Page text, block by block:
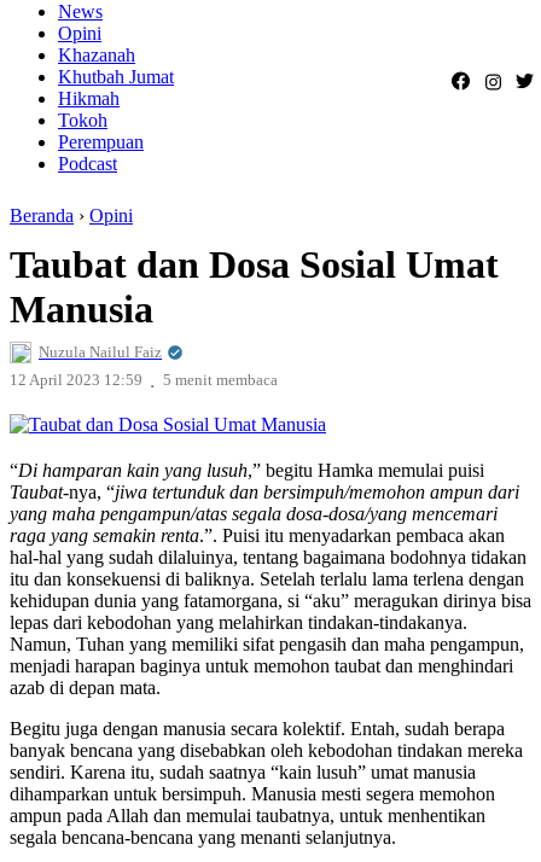
News
Opini
Khazanah
Khutbah Jumat
Hikmah
Tokoh
Perempuan
Podcast
Beranda › Opini
Taubat dan Dosa Sosial Umat
Manusia
Nuzula Nailul Faiz
12 April 2023 12:59 . 5 menit membaca
“Di hamparan kain yang lusuh,” begitu Hamka memulai puisi
Taubat-nya, “jiwa tertunduk dan bersimpuh/memohon ampun dari
yang maha pengampun/atas segala dosa-dosa/yang mencemari
raga yang semakin renta.”. Puisi itu menyadarkan pembaca akan
hal-hal yang sudah dilaluinya, tentang bagaimana bodohnya tidakan
itu dan konsekuensi di baliknya. Setelah terlalu lama terlena dengan
kehidupan dunia yang fatamorgana, si “aku” meragukan dirinya bisa
lepas dari kebodohan yang melahirkan tindakan-tindakanya.
Namun, Tuhan yang memiliki sifat pengasih dan maha pengampun,
menjadi harapan baginya untuk memohon taubat dan menghindari
azab di depan mata.
Begitu juga dengan manusia secara kolektif. Entah, sudah berapa
banyak bencana yang disebabkan oleh kebodohan tindakan mereka
sendiri. Karena itu, sudah saatnya “kain lusuh” umat manusia
dihamparkan untuk bersimpuh. Manusia mesti segera memohon
ampun pada Allah dan memulai taubatnya, untuk menhentikan
segala bencana-bencana yang menanti selanjutnya.